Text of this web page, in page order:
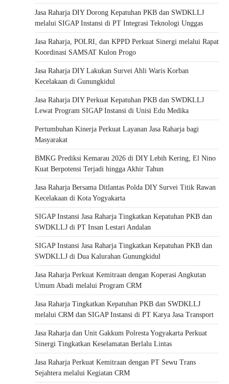
Jasa Raharja DIY Dorong Kepatuhan PKB dan SWDKLLJ
melalui SIGAP Instansi di PT Integrasi Teknologi Unggas
Jasa Raharja, POLRI, dan KPPD Perkuat Sinergi melalui Rapat
Koordinasi SAMSAT Kulon Progo
Jasa Raharja DIY Lakukan Survei Ahli Waris Korban
Kecelakaan di Gunungkidul
Jasa Raharja DIY Perkuat Kepatuhan PKB dan SWDKLLJ
Lewat Program SIGAP Instansi di Unisi Edu Medika
Pertumbuhan Kinerja Perkuat Layanan Jasa Raharja bagi
Masyarakat
BMKG Prediksi Kemarau 2026 di DIY Lebih Kering, El Nino
Kuat Berpotensi Terjadi hingga Akhir Tahun
Jasa Raharja Bersama Ditlantas Polda DIY Survei Titik Rawan
Kecelakaan di Kota Yogyakarta
SIGAP Instansi Jasa Raharja Tingkatkan Kepatuhan PKB dan
SWDKLLJ di PT Insan Lestari Andalan
SIGAP Instansi Jasa Raharja Tingkatkan Kepatuhan PKB dan
SWDKLLJ di Dua Kalurahan Gunungkidul
Jasa Raharja Perkuat Kemitraan dengan Koperasi Angkutan
Umum Abadi melalui Program CRM
Jasa Raharja Tingkatkan Kepatuhan PKB dan SWDKLLJ
melalui CRM dan SIGAP Instansi di PT Karya Jasa Transport
Jasa Raharja dan Unit Gakkum Polresta Yogyakarta Perkuat
Sinergi Tingkatkan Keselamatan Berlalu Lintas
Jasa Raharja Perkuat Kemitraan dengan PT Sewu Trans
Sejahtera melalui Kegiatan CRM